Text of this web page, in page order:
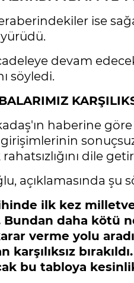
ise
devam
söyledi.
haberine
sonuçsuz
dile
açıklamasında şu
ilk kez
Bundan daha kötü
verme yolu
karşılıksız
bu tabloya